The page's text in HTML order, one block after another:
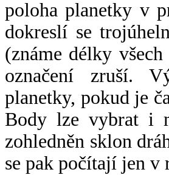
poloha planetky v
dokreslí se
(známe délky
označení zruší.
planetky, pokud je
Body lze vybrat i
zohledněn sklon
se pak počítají jen